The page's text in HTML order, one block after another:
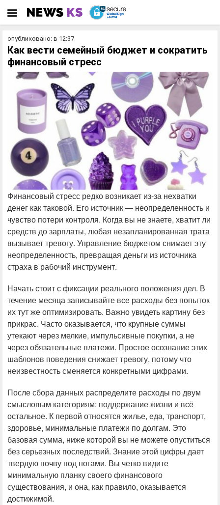
опубликовано: в 12:37
Как вести семейный бюджет и сократить
финансовый стресс
Финансовый стресс редко возникает из-за нехватки
денег как таковой. Его источник — неопределенность и
чувство потери контроля. Когда вы не знаете, хватит ли
средств до зарплаты, любая незапланированная трата
вызывает тревогу. Управление бюджетом снимает эту
неопределенность, превращая деньги из источника
страха в рабочий инструмент.
Начать стоит с фиксации реального положения дел. В
течение месяца записывайте все расходы без попыток
их тут же оптимизировать. Важно увидеть картину без
прикрас. Часто оказывается, что крупные суммы
утекают через мелкие, импульсивные покупки, а не
через обязательные платежи. Простое осознание этих
шаблонов поведения снижает тревогу, потому что
неизвестность сменяется конкретными цифрами.
После сбора данных распределите расходы по двум
смысловым категориям: поддержание жизни и всё
остальное. К первой относятся жилье, еда, транспорт,
здоровье, минимальные платежи по долгам. Это
базовая сумма, ниже которой вы не можете опуститься
без серьезных последствий. Знание этой цифры дает
твердую почву под ногами. Вы четко видите
минимальную планку своего финансового
существования, и она, как правило, оказывается
достижимой.